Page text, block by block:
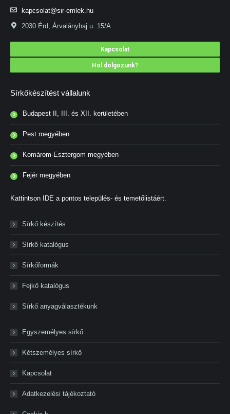
kapcsolat@sir-emlek.hu
2030 Érd, Árvalányhaj u. 15/A
Kapcsolat
Hol dolgozunk?
Sírkőkészítést vállalunk
Budapest II, III. és XII. kerületében
Pest megyében
Komárom-Esztergom megyében
Fejér megyében
Kattintson IDE a pontos település- és temetőlistáért.
Sírkő készítés
Sírkő katalógus
Sírkőformák
Fejkő katalógus
Sírkő anyagválasztékunk
Egyszemélyes sírkő
Kétszemélyes sírkő
Kapcsolat
Adatkezelési tájékoztató